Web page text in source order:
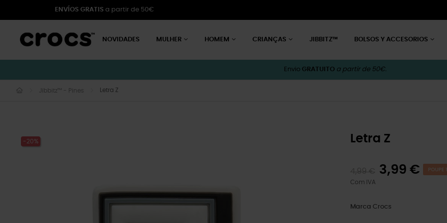
ENVÍOS GRATIS a partir de 50€
NOVIDADES MULHER HOMEM CRIANÇAS JIBBITZ™ BOLSOS Y ACCESORIOS
Envio GRATUITO a partir de 50€.
Jibbitz™ - Pines Letra Z
-20% Letra Z
3,99 € POUPE
Com IVA
Marca Crocs